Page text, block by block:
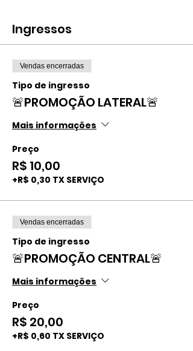
Ingressos
Vendas encerradas
Tipo de ingresso
🚨PROMOÇÃO LATERAL🚨
Mais informações
Preço
R$ 10,00
+R$ 0,30 TX SERVIÇO
Vendas encerradas
Tipo de ingresso
🚨PROMOÇÃO CENTRAL🚨
Mais informações
Preço
R$ 20,00
+R$ 0,60 TX SERVIÇO